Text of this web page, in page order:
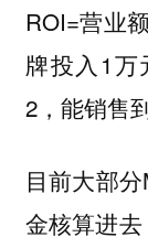
ROI=营业
牌投入1万
2，能销售
目前大部
金核算进